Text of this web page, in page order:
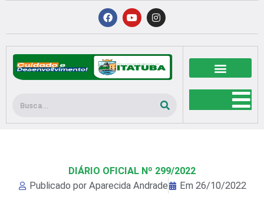
conteúdo
F
a
c
b
o
o
k
Y
o
u
u
b
e
I
n
s
a
g
r
a
Pesquisar
DIÁRIO OFICIAL Nº 299/2022
Publicado por Aparecida Andrade Em 26/10/2022